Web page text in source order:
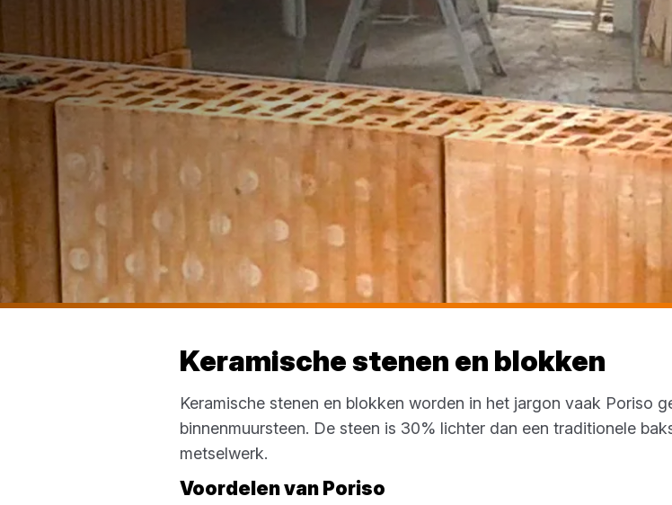
Keramische stenen en blokken
Keramische stenen en blokken worden in het jargon vaak Poriso
binnenmuursteen. De steen is 30% lichter dan een traditionele
metselwerk.
Voordelen van Poriso